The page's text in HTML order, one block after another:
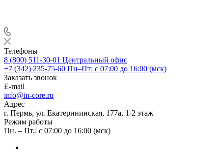
Телефоны
8 (800) 511-30-01 Центральный офис
+7 (342) 235-75-60 Пн–Пт: с 07:00 до 16:00 (мск)
Заказать звонок
E-mail
info@in-core.ru
Адрес
г. Пермь, ул. ​Екатерининская, 177а, ​1-2 этаж
Режим работы
Пн. – Пт.: с 07:00 до 16:00 (мск)